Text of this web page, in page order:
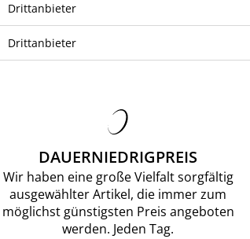
Drittanbieter
Drittanbieter
DAUERNIEDRIGPREIS
Wir haben eine große Vielfalt sorgfältig
ausgewählter Artikel, die immer zum
möglichst günstigsten Preis angeboten
werden. Jeden Tag.